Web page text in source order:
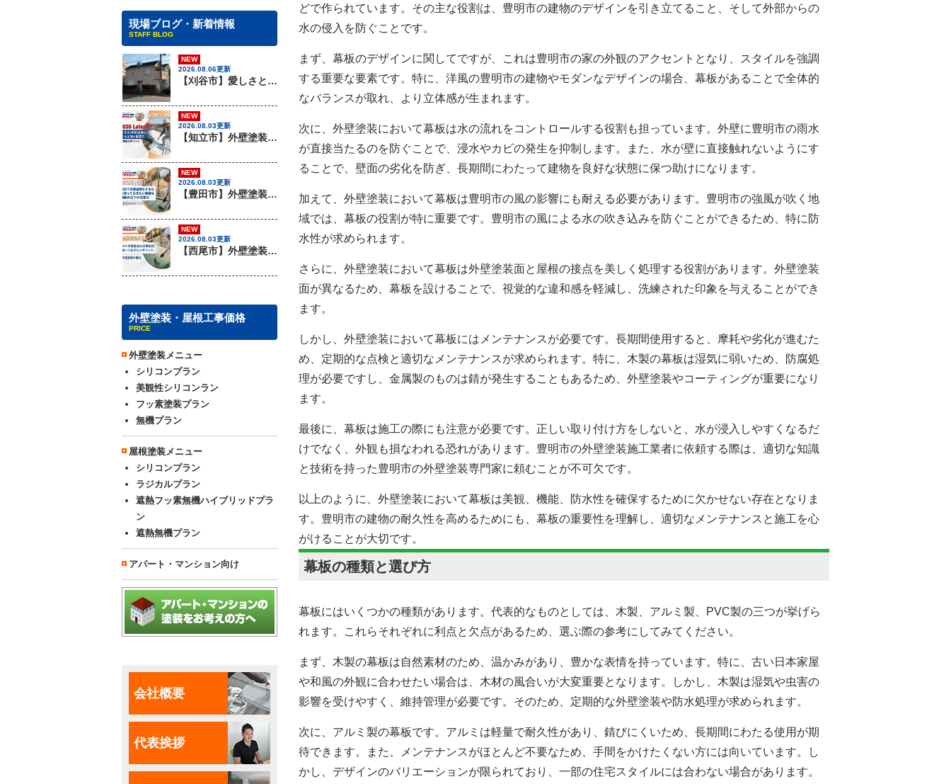
どで作られています。その主な役割は、豊明市の建物のデザインを引き立てること、そして外部からの
水の侵入を防ぐことです。
まず、幕板のデザインに関してですが、これは豊明市の家の外観のアクセントとなり、スタイルを強調
する重要な要素です。特に、洋風の豊明市の建物やモダンなデザインの場合、幕板があることで全体的
なバランスが取れ、より立体感が生まれます。
次に、 外壁塗装において幕板は水の流れをコントロールする役割も担っています。外壁に豊明市の雨水
が直接当たるのを防ぐことで、浸水やカビの発生を抑制します。また、水が壁に直接触れないようにす
ることで、壁面の劣化を防ぎ、長期間にわたって建物を良好な状態に保つ助けになります。
加えて、 外壁塗装において幕板は豊明市の風の影響にも耐える必要があります。豊明市の強風が吹く地
域では、幕板の役割が特に重要です。豊明市の風による水の吹き込みを防ぐことができるため、特に防
水性が求められます。
さらに、 外壁塗装において幕板は外壁塗装面と屋根の接点を美しく処理する役割があります。 外壁塗装
面が異なるため、幕板を設けることで、視覚的な違和感を軽減し、洗練された印象を与えることができ
ます。
しかし、 外壁塗装において幕板にはメンテナンスが必要です。長期間使用すると、摩耗や劣化が進むた
め、定期的な点検と適切なメンテナンスが求められます。特に、木製の幕板は湿気に弱いため、防腐処
理が必要ですし、金属製のものは錆が発生することもあるため、 外壁塗装やコーティングが重要になり
ます。
最後に、幕板は施工の際にも注意が必要です。正しい取り付け方をしないと、水が浸入しやすくなるだ
けでなく、外観も損なわれる恐れがあります。豊明市の外壁塗装施工業者に依頼する際は、適切な知識
と技術を持った豊明市の外壁塗装専門家に頼むことが不可欠です。
以上のように、外壁塗装において幕板は美観、機能、防水性を確保するために欠かせない存在となりま
す。豊明市の建物の耐久性を高めるためにも、幕板の重要性を理解し、適切なメンテナンスと施工を心
がけることが大切です。
幕板の種類と選び方
幕板にはいくつかの種類があります。代表的なものとしては、木製、アルミ製、PVC製の三つが挙げら
れます。これらそれぞれに利点と欠点があるため、選ぶ際の参考にしてみてください。
まず、木製の幕板は自然素材のため、温かみがあり、豊かな表情を持っています。特に、古い日本家屋
や和風の外観に合わせたい場合は、木材の風合いが大変重要となります。しかし、木製は湿気や虫害の
影響を受けやすく、維持管理が必要です。そのため、定期的な外壁塗装や防水処理が求められます。
次に、アルミ製の幕板です。アルミは軽量で耐久性があり、錆びにくいため、長期間にわたる使用が期
待できます。また、メンテナンスがほとんど不要なため、手間をかけたくない方には向いています。し
かし、デザインのバリエーションが限られており、一部の住宅スタイルには合わない場合があります。
現場ブログ・新着情報
STAFF BLOG
NEW
2026.08.06更新
【刈谷市】愛しさと、ニチハのパミールと、心強さと・・・、屋根材のカバー工法はアイチケンソーへ！！
NEW
2026.08.03更新
【知立市】外壁塗装を行う際に知っておきたい足場組みの重要性『無機塗料専門店の愛知建装』
NEW
2026.08.03更新
【豊田市】外壁塗装を行う際に知っておきたい足場組み立ての注意事項『無機塗料専門店の愛知建装』
NEW
2026.08.03更新
【西尾市】外壁塗装を行う際に知っておきたい足場組み立てのポイント『無機塗料専門店の愛知建装』
外壁塗装・屋根工事価格
PRICE
外壁塗装メニュー
シリコンプラン
美観性シリコンラン
フッ素塗装プラン
無機プラン
屋根塗装メニュー
シリコンプラン
ラジカルプラン
遮熱フッ素無機ハイブリッドプラ
ン
遮熱無機プラン
アパート・マンション向け
会社概要
代表挨拶